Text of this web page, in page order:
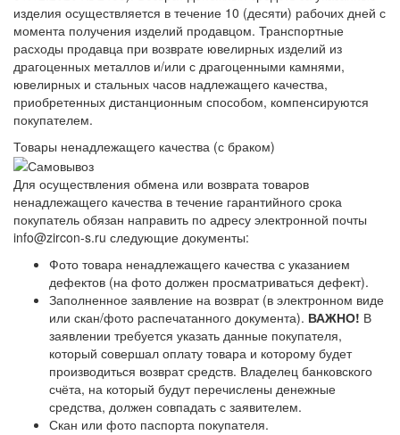
изделия осуществляется в течение 10 (десяти) рабочих дней с
момента получения изделий продавцом. Транспортные
расходы продавца при возврате ювелирных изделий из
драгоценных металлов и/или с драгоценными камнями,
ювелирных и стальных часов надлежащего качества,
приобретенных дистанционным способом, компенсируются
покупателем.
Товары ненадлежащего качества (с браком)
Для осуществления обмена или возврата товаров
ненадлежащего качества в течение гарантийного срока
покупатель обязан направить по адресу электронной почты
info@zircon-s.ru следующие документы:
Фото товара ненадлежащего качества с указанием
дефектов (на фото должен просматриваться дефект).
Заполненное заявление на возврат (в электронном виде
или скан/фото распечатанного документа). ВАЖНО! В
заявлении требуется указать данные покупателя,
который совершал оплату товара и которому будет
производиться возврат средств. Владелец банковского
счёта, на который будут перечислены денежные
средства, должен совпадать с заявителем.
Скан или фото паспорта покупателя.